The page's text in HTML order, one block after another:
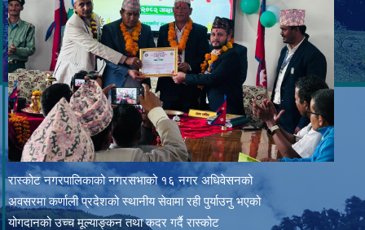
रास्कोट नगरपालिकाको नगरसभाको १६ नगर अधिवेसनको
अवसरमा कर्णाली प्रदेशको स्थानीय सेवामा रही पुर्याउनु भएको
योगदानको उच्च मूल्याङ्कन तथा कदर गर्दै रास्कोट